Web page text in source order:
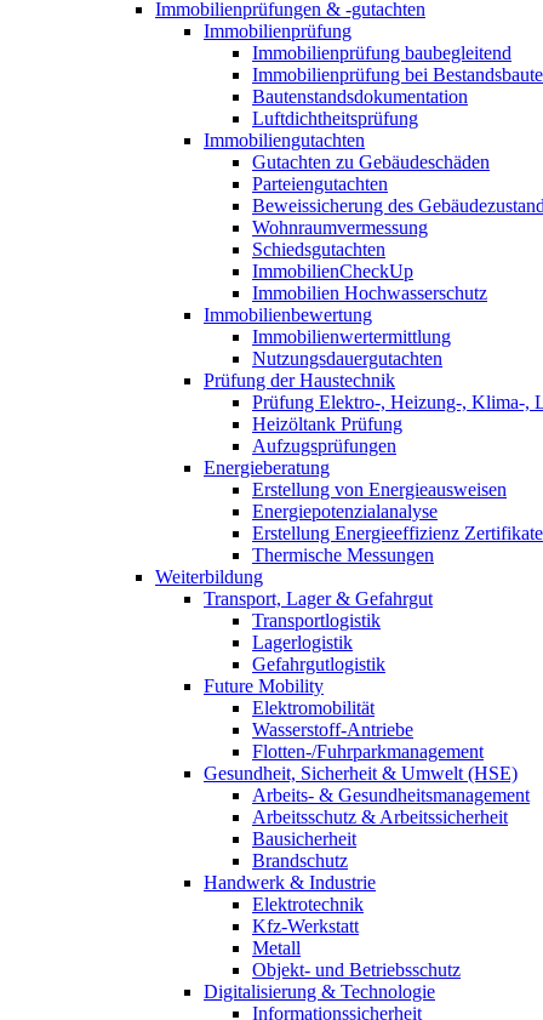
Immobilienprüfungen & -gutachten
Immobilienprüfung
Immobilienprüfung baubegleitend
Immobilienprüfung bei
Bautenstandsdokumentation
Luftdichtheitsprüfung
Immobiliengutachten
Gutachten zu Gebäudeschäden
Parteiengutachten
Beweissicherung des
Wohnraumvermessung
Schiedsgutachten
ImmobilienCheckUp
Immobilien Hochwasserschutz
Immobilienbewertung
Immobilienwertermittlung
Nutzungsdauergutachten
Prüfung der Haustechnik
Prüfung Elektro-, Heizung-, Klima-,
Heizöltank Prüfung
Aufzugsprüfungen
Energieberatung
Erstellung von Energieausweisen
Energiepotenzialanalyse
Erstellung Energieeffizienz Zertifikate
Thermische Messungen
Weiterbildung
Transport, Lager & Gefahrgut
Transportlogistik
Lagerlogistik
Gefahrgutlogistik
Future Mobility
Elektromobilität
Wasserstoff-Antriebe
Flotten-/Fuhrparkmanagement
Gesundheit, Sicherheit & Umwelt (HSE)
Arbeits- & Gesundheitsmanagement
Arbeitsschutz & Arbeitssicherheit
Bausicherheit
Brandschutz
Handwerk & Industrie
Elektrotechnik
Kfz-Werkstatt
Metall
Objekt- und Betriebsschutz
Digitalisierung & Technologie
Informationssicherheit